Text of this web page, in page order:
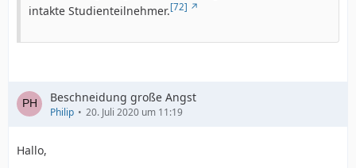
intakte Studienteilnehmer.[72]
Beschneidung große Angst
Philip 20. Juli 2020 um 11:19
Hallo,